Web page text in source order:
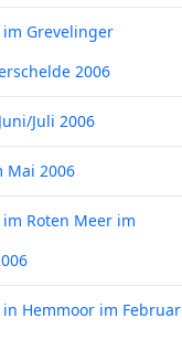
im Grevelinger
2006
Juli 2006
Mai 2006
Roten Meer im
in Hemmoor im Februar